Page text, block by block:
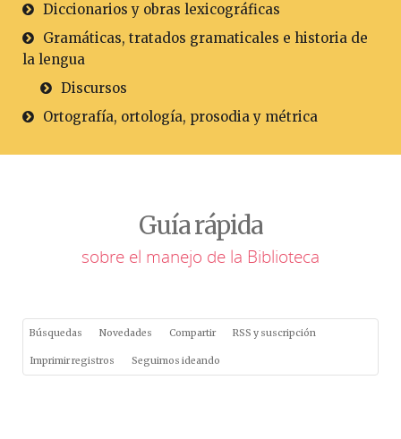
Diccionarios y obras lexicográficas
Gramáticas, tratados gramaticales e historia de
la lengua
Discursos
Ortografía, ortología, prosodia y métrica
Guía rápida
sobre el manejo de la Biblioteca
Búsquedas Novedades Compartir RSS y suscripción
Imprimir registros Seguimos ideando